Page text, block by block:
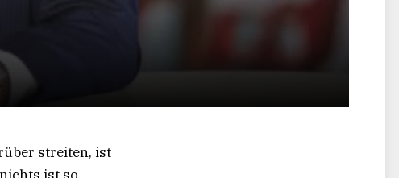
streiten, ist
ist so